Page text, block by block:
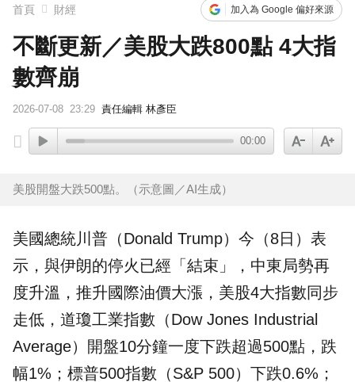
首頁 財經 加入為 Google 偏好來源
不斷更新／美股大跌800點 4大指
數齊崩
2026-07-08 23:29 責任編輯 林彥臣
00:00
美股開盤大跌500點。（示意圖／AI生成）
美國總統川普（Donald Trump）今（8日）表
示，與伊朗的停火已經「結束」，中東局勢再
度升溫，推升國際油價大漲， 美股4大指數同步
走低， 道瓊工業指數（Dow Jones Industrial
Average）開盤10分鐘一度下跌超過500點，跌
幅1%； 標普500指數（S&P 500）下跌0.6%；